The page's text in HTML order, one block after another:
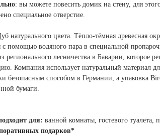
: вы можете повесить домик на стену, для
специальное отверстие.
натурального цвета. Тёпло-тёмная древесная
с помощью водяного пара в специальной
регионального лесничества в Баварии, которое
Компания использует натуральный материал
безопасным способом в Германии, а упаковка
бумаги.
для: ванной комнаты, гостевого туалета,
подарков*